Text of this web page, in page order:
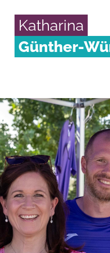
Katharina
Günther-